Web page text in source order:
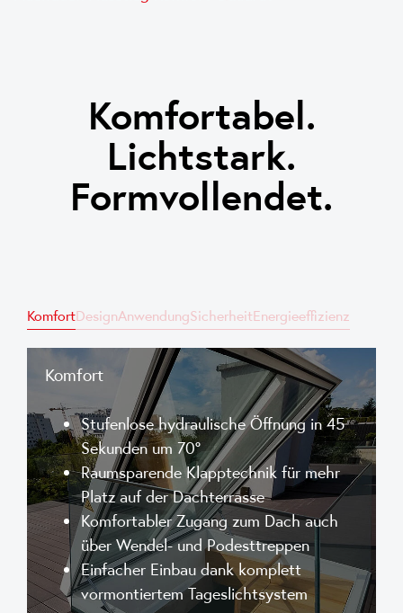
Komfortabel.
Lichtstark.
Formvollendet.
KomfortDesignAnwendungSicherheitEnergieeffizienz
Komfort
Stufenlose hydraulische Öffnung in 45
Sekunden um 70°
Raumsparende Klapptechnik für mehr
Platz auf der Dachterrasse
Komfortabler Zugang zum Dach auch
über Wendel- und Podesttreppen
Einfacher Einbau dank komplett
vormontiertem Tageslichtsystem